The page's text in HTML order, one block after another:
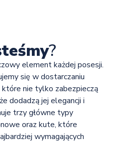
?
element każdej posesji.
się w dostarczaniu
które nie tylko zabezpieczą
dodadzą jej elegancji i
trzy główne typy
oraz kute, które
wymagających